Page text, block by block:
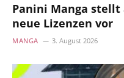
Panini Manga stellt
neue Lizenzen vor
MANGA 3. August 2026